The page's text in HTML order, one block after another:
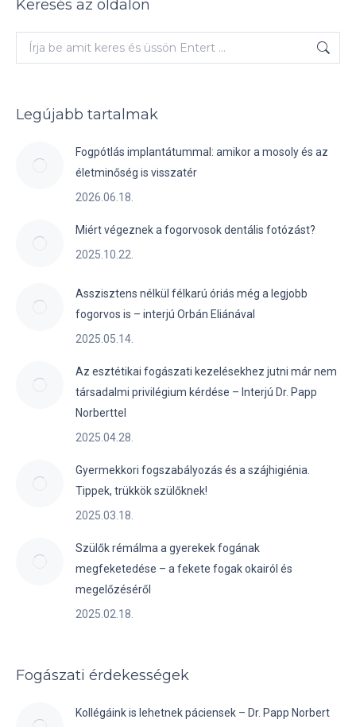
Keresés az oldalon
Keresés:
Legújabb tartalmak
Fogpótlás implantátummal: amikor a mosoly és az
életminőség is visszatér
2026.06.18.
Miért végeznek a fogorvosok dentális fotózást?
2025.10.22.
Asszisztens nélkül félkarú óriás még a legjobb
fogorvos is – interjú Orbán Eliánával
2025.05.14.
Az esztétikai fogászati kezelésekhez jutni már nem
társadalmi privilégium kérdése – Interjú Dr. Papp
Norberttel
2025.04.28.
Gyermekkori fogszabályozás és a szájhigiénia.
Tippek, trükkök szülőknek!
2025.03.18.
Szülők rémálma a gyerekek fogának
megfeketedése – a fekete fogak okairól és
megelőzéséről
2025.02.18.
Fogászati érdekességek
Kollégáink is lehetnek páciensek – Dr. Papp Norbert